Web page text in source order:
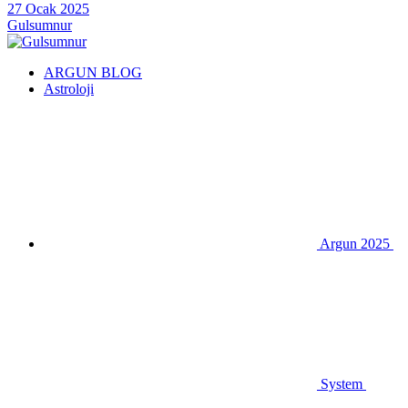
27 Ocak 2025
Gulsumnur
ARGUN BLOG
Astroloji
Argun 2025
System